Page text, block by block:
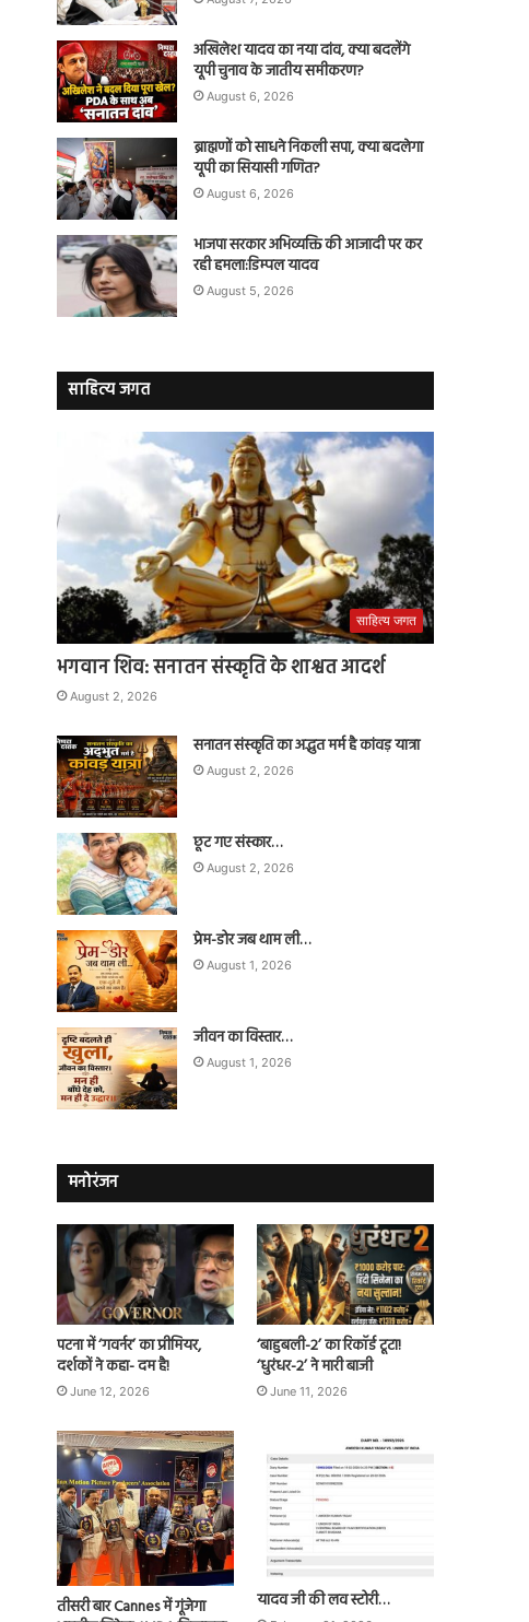
अखिलेश यादव का नया दांव, क्या बदलेंगे
यूपी चुनाव के जातीय समीकरण?
August 6, 2026
ब्राह्मणों को साधने निकली सपा, क्या बदलेगा
यूपी का सियासी गणित?
August 6, 2026
भाजपा सरकार अभिव्यक्ति की आजादी पर कर
रही हमला:डिम्पल यादव
August 5, 2026
साहित्य जगत
साहित्य जगत
भगवान शिव: सनातन संस्कृति के शाश्वत आदर्श
August 2, 2026
सनातन संस्कृति का अद्भुत मर्म है कांवड़ यात्रा
August 2, 2026
छूट गए संस्कार…
August 2, 2026
प्रेम-डोर जब थाम ली…
August 1, 2026
जीवन का विस्तार…
August 1, 2026
मनोरंजन
पटना में ‘गवर्नर’ का प्रीमियर,
दर्शकों ने कहा- दम है!
June 12, 2026
‘बाहुबली-2’ का रिकॉर्ड टूटा!
‘धुरंधर-2’ ने मारी बाजी
June 11, 2026
तीसरी बार Cannes में गूंजेगा
यादव जी की लव स्टोरी…